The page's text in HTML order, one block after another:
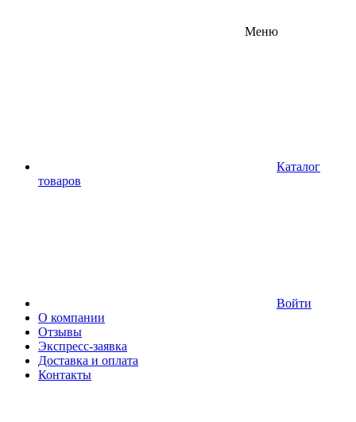
Меню
Каталог
товаров
Войти
О компании
Отзывы
Экспресс-заявка
Доставка и оплата
Контакты